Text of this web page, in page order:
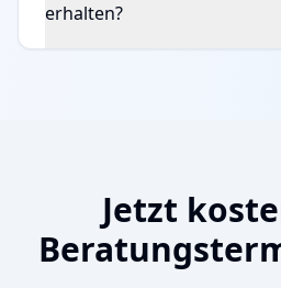
erhalten?
Jetzt